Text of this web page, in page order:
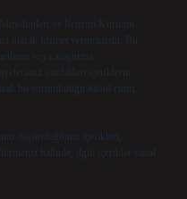
ve İletişim Kurumu
olarak hizmet vermektedir. Bu
veya araştırma
yazdıkları içeriklerin
bu sorumluluğu kabul etmiş
düşündüğünüz içerikleri,
halinde, ilgili içerikler yasal